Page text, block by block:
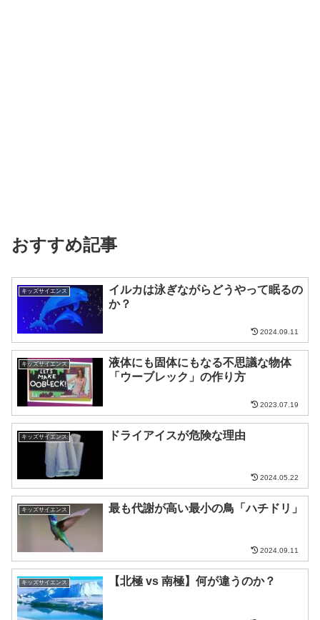
おすすめ記事
キッズサイエンス
イルカは泳ぎながらどうやって眠るの
か？
2024.09.11
キッズサイエンス
液体にも固体にもなる不思議な物体
「ウーブレック」の作り方
2023.07.19
キッズサイエンス ドライアイスが危険な理由
2024.05.22
キッズサイエンス 最も代謝が高い最小の鳥「ハチドリ」
2024.09.11
キッズサイエンス 【北極 vs 南極】何が違うのか？